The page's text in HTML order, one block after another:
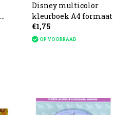
Disney multicolor
kleurboek A4 formaat
€1,75
OP VOORRAAD